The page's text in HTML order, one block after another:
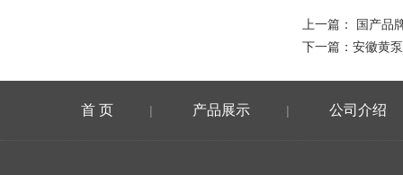
上一篇：
国产品
下一篇： 安徽黄
首 页 | 产品展示 | 公司介绍